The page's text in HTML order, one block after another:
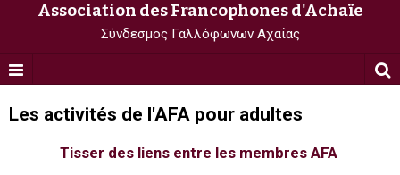
Association des Francophones d'Achaïe
Σύνδεσμος Γαλλόφωνων Αχαΐας
Les activités de l'AFA pour adultes
Tisser des liens entre les membres AFA